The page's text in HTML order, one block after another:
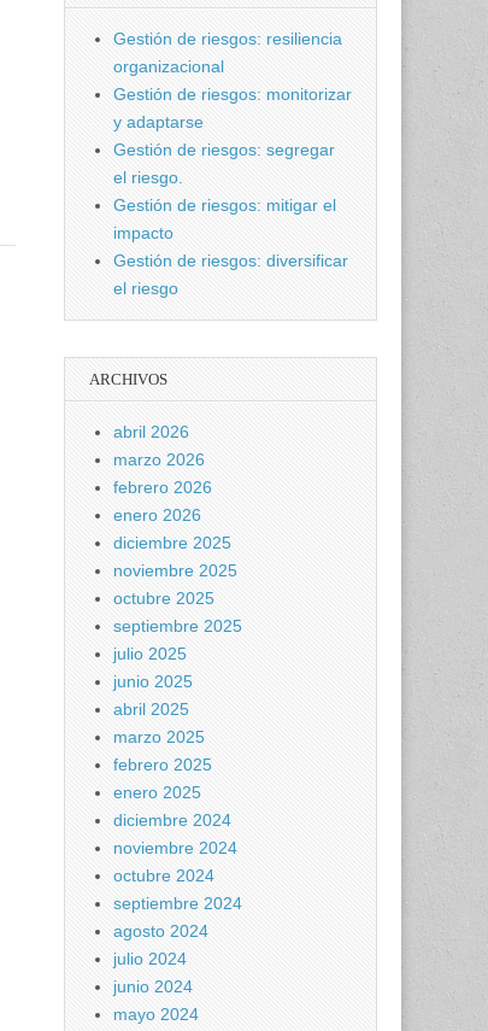
Gestión de riesgos: resiliencia
organizacional
Gestión de riesgos: monitorizar
y adaptarse
Gestión de riesgos: segregar
el riesgo.
Gestión de riesgos: mitigar el
impacto
Gestión de riesgos: diversificar
el riesgo
ARCHIVOS
abril 2026
marzo 2026
febrero 2026
enero 2026
diciembre 2025
noviembre 2025
octubre 2025
septiembre 2025
julio 2025
junio 2025
abril 2025
marzo 2025
febrero 2025
enero 2025
diciembre 2024
noviembre 2024
octubre 2024
septiembre 2024
agosto 2024
julio 2024
junio 2024
mayo 2024